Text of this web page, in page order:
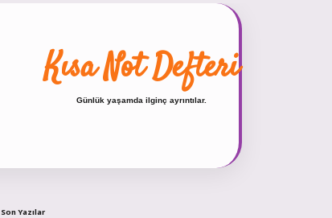
Kısa Not Defteri
Günlük yaşamda ilginç ayrıntılar.
Son Yazılar